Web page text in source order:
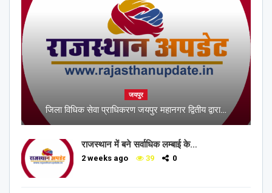
जयपुर
जिला विधिक सेवा प्राधिकरण जयपुर महानगर द्वितीय द्वारा…
राजस्थान में बने सर्वाधिक लम्बाई के…
2 weeks ago 39 0